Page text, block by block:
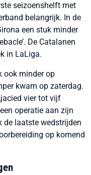
seizoenshelft met
belangrijk. In de
een stuk minder
De Catalanen
in LaLiga.
ook minder op
kwam op zaterdag.
vier tot vijf
operatie aan zijn
de laatste wedstrijden
op komend